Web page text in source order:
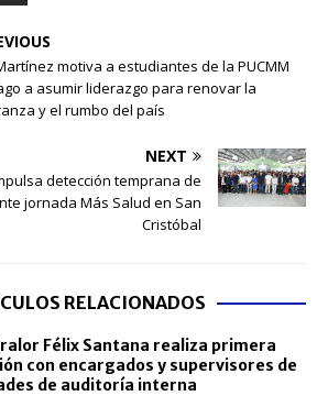
motiva a estudiantes de la PUCMM
a asumir liderazgo para renovar la
y el rumbo del país
NEXT
detección temprana de
jornada Más Salud en San
Cristóbal
RELACIONADOS
Félix Santana realiza primera
con encargados y supervisores de
de auditoría interna